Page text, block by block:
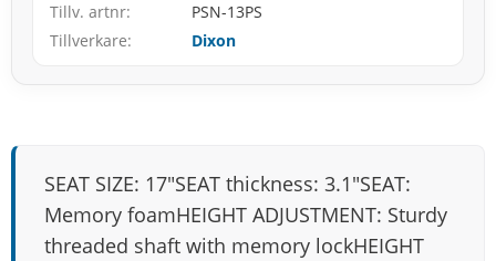
Tillv. artnr
PSN-13PS
Tillverkare
Dixon
SEAT SIZE: 17″SEAT thickness: 3.1″SEAT:
Memory foamHEIGHT ADJUSTMENT: Sturdy
threaded shaft with memory lockHEIGHT